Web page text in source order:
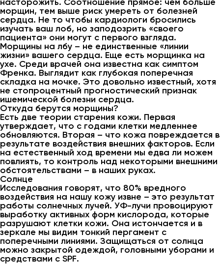
морщин, тем выше риск умереть от болезней
сердца. Не то чтобы кардиологи бросились
изучать ваш лоб, но заподозрить «своего
пациента» они могут с первого взгляда.
Морщины на лбу – не единственные «линии
жизни» вашего сердца. Еще есть морщинка на
ухе. Среди врачей она известна как симптом
Френка. Выглядит как глубокая поперечная
складка на мочке. Это довольно известный, хотя
не стопроцентный прогностический признак
ишемической болезни сердца.
Откуда берутся морщины?
Есть две теории старения кожи. Первая
утверждает, что с годами клетки медленнее
обновляются. Вторая – что кожа повреждается в
результате воздействия внешних факторов. Если
на естественный ход времени мы едва ли можем
повлиять, то контроль над некоторыми внешними
обстоятельствами – в наших руках.
Солнце
Исследования говорят, что 80% вредного
воздействия на нашу кожу извне – это результат
работы солнечных лучей. УФ-лучи провоцируют
выработку активных форм кислорода, которые
разрушают клетки кожи. Она истончается и в
зеркале мы видим тонкий пергамент с
поперечными линиями. Защищаться от солнца
можно закрытой одеждой, головными уборами и
средствами с SPF.